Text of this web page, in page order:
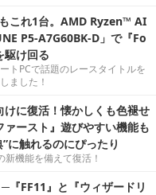
これ1台。AMD Ryzen™ AI
P5-A7G60BK-D」で『Fo
け回る
トPCで話題のレースタイトルを
ました！
に復活！懐かしくも色褪せ
ースト』遊びやすい機能も
に触れるのにぴったり
機能を備えて復活！
『FF11』と『ウィザードリ